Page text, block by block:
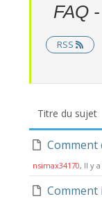
FAQ
RSS
Titre du sujet
Comment
nsimax34170, Il y
Comment